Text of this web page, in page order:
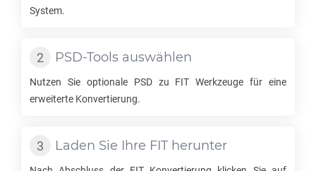
System.
PSD-Tools auswählen
Nutzen Sie optionale PSDzu FIT Werkzeuge für eine
erweiterte Konvertierung.
Laden Sie Ihre FITherunter